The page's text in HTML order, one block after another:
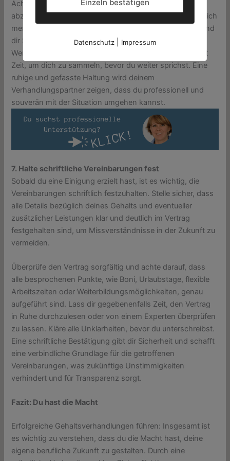
Achte auf deine Körpersprache und Atmung, um Stress
abzubauen und Selbstvertrauen auszustrahlen. Bereite dich
mental vor, indem du mögliche Szenarien durchspielst und
dir Strategien für schwierige Situationen zurechtlegst.
Wenn du dich überwältigt fühlst, nimm dir einen Moment
Zeit, um dich zu sammeln, bevor du weiter sprichst. Eine
ruhige und gefasste Haltung wird deinem
Verhandlungspartner zeigen, dass du professionell und
souverän mit der Situation umgehen kannst.
7. Halte schriftliche Vereinbarungen fest
Sobald du eine Einigung erzielt hast, ist es wichtig, die
Vereinbarungen schriftlich festzuhalten. Stelle sicher, dass
alle Details bezüglich deines Gehalts und eventueller
zusätzlicher Leistungen klar und deutlich im Vertrag
festgehalten sind, um Missverständnisse in der Zukunft zu
vermeiden.
Überprüfe den Vertrag sorgfältig und achte darauf, dass
alle besprochenen Punkte, wie Boni, Urlaubstage, flexible
Arbeitszeiten oder Weiterbildungsmöglichkeiten, genau
aufgeführt sind. Lass dir gegebenenfalls Zeit, den Vertrag
in Ruhe durchzulesen oder von einem Experten überprüfen
zu lassen. Kläre alle Unklarheiten, bevor du unterschreibst.
Eine schriftliche Bestätigung gibt dir Sicherheit und schafft
eine verbindliche Grundlage für die getroffenen
Vereinbarungen, was zukünftige Unstimmigkeiten
verhindert und für Transparenz sorgt.
Fazit: Du hast die Macht
Erfolgreiche Gehaltsverhandlungen führen: Insgesamt ist
es wichtig zu verstehen, dass du die Macht hast, deine
eigene berufliche Zukunft zu gestalten. Durch eine
Einzeln bestätigen
Datenschutz| Impressum